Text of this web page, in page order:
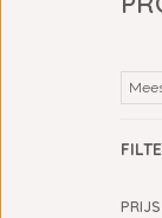
PRIJS